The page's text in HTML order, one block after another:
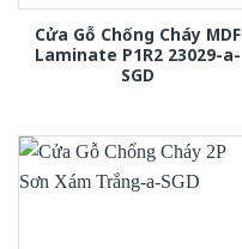
Cửa Gỗ Chống Cháy MDF
Laminate P1R2 23029-a-
SGD